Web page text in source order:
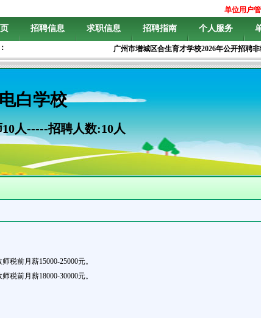
单位用户
招聘信息 求职信息 招聘指南 个人服务
广州市增城区合生育才学校2026年公开招聘非编
白学校
人-----招聘人数:10人
税前月薪15000-25000元。
税前月薪18000-30000元。